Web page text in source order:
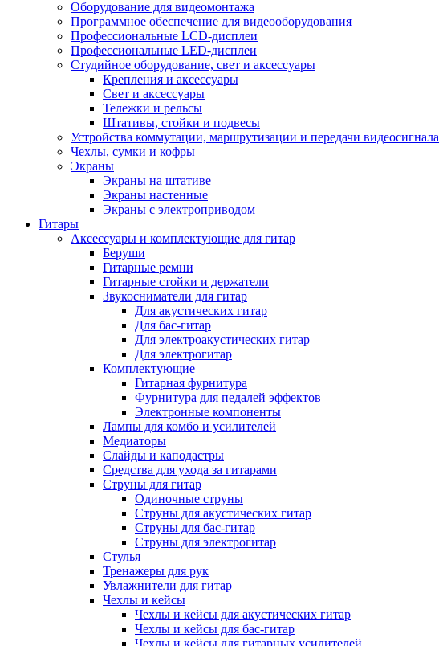
Оборудование для видеомонтажа
Программное обеспечение для видеооборудования
Профессиональные LCD-дисплеи
Профессиональные LED-дисплеи
Студийное оборудование, свет и аксессуары
Крепления и аксессуары
Свет и аксессуары
Тележки и рельсы
Штативы, стойки и подвесы
Устройства коммутации, маршрутизации и передачи видеосигнала
Чехлы, сумки и кофры
Экраны
Экраны на штативе
Экраны настенные
Экраны с электроприводом
Гитары
Аксессуары и комплектующие для гитар
Беруши
Гитарные ремни
Гитарные стойки и держатели
Звукосниматели для гитар
Для акустических гитар
Для бас-гитар
Для электроакустических гитар
Для электрогитар
Комплектующие
Гитарная фурнитура
Фурнитура для педалей эффектов
Электронные компоненты
Лампы для комбо и усилителей
Медиаторы
Слайды и каподастры
Средства для ухода за гитарами
Струны для гитар
Одиночные струны
Струны для акустических гитар
Струны для бас-гитар
Струны для электрогитар
Стулья
Тренажеры для рук
Увлажнители для гитар
Чехлы и кейсы
Чехлы и кейсы для акустических гитар
Чехлы и кейсы для бас-гитар
Чехлы и кейсы для гитарных усилителей